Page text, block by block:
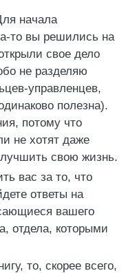
начала
то вы решились на
свое дело
не разделяю
управленцев,
полезна).
потому что
не хотят даже
свою жизнь.
вас за то, что
ответы на
вашего
отдела, которыми
то, скорее всего,